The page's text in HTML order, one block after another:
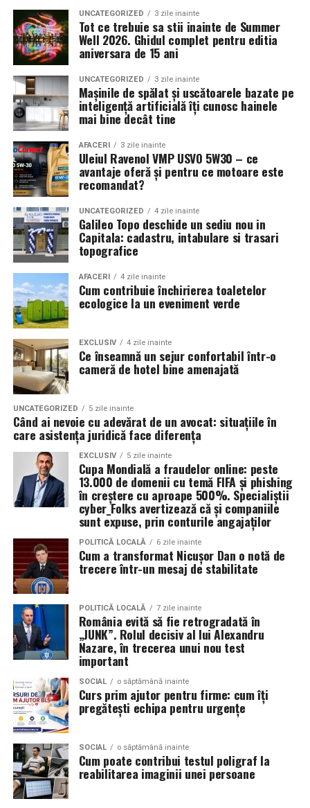
Fiecare modul de calificare include componente
practice axate pe noile tehnologii și soluții ecologice:
Exerciții practice aplicate:
direct cu echipamente moderne și tablete
electronice pentru simularea sarcinilor de lucru.
Conștientizarea amprentei de mediu:
învață cum să reducă consumul nejustificat de
energie și materiale la bancul de lucru sau în birou.
Flexibilitate și adaptabilitate:Prin stăpânirea
tehnologiei, participanții devin mult mai flexibili și
se pot adapta rapid la cerințele schimburilor
tehnologice din companii.
4. Sprijinul continuu pe
parcursul procesului de învățare
Pentru ca tinerii din comunități izolate sau din medii
defavorizate să poată urma aceste cursuri fără grija
costurilor zilnice, proiectul oferă o serie de măsuri de
sprijin integrat.
Pe lângă accesul gratuit la sălile de curs și atelierele de
practică, beneficiarii primesc pachete logistice și
alimentare săptămânale. Această abordare asigură
condițiile necesare pentru ca fiecare participant să se
concentreze exclusiv pe învățare și pe dezvoltarea
propriilor competențe.
Un pas sigur către o carieră
modernă
Tranziția verde și digitală nu este un obstacol, ci cea mai
mare oportunitate de dezvoltare pentru tinerii din Sud-
Muntenia. O calificare care combină practica meseriei cu
tehnologia modernă garantează o poziție competitivă
pe piața muncii și deschide uși către angajatori de top
din întreaga regiune.
Pregătește-te pentru joburile
viitorului alături de noi!
Ești un tânăr din județele Argeș, Prahova, Călărași,
Dâmbovița, Teleorman, Giurgiu sau Ialomița și vrei să
UNCATEGORIZED 3 zile inainte
Tot ce trebuie sa stii inainte de Summer
Well 2026. Ghidul complet pentru editia
aniversara de 15 ani
UNCATEGORIZED 3 zile inainte
Mașinile de spălat și uscătoarele bazate pe
inteligență artificială îți cunosc hainele
mai bine decât tine
AFACERI 3 zile inainte
Uleiul Ravenol VMP USVO 5W30 – ce
avantaje oferă și pentru ce motoare este
recomandat?
UNCATEGORIZED 4 zile inainte
Galileo Topo deschide un sediu nou in
Capitala: cadastru, intabulare si trasari
topografice
AFACERI 4 zile inainte
Cum contribuie închirierea toaletelor
ecologice la un eveniment verde
EXCLUSIV 4 zile inainte
Ce înseamnă un sejur confortabil într-o
cameră de hotel bine amenajată
UNCATEGORIZED 5 zile inainte
Când ai nevoie cu adevărat de un avocat: situațiile în
care asistența juridică face diferența
EXCLUSIV 5 zile inainte
Cupa Mondială a fraudelor online: peste
13.000 de domenii cu temă FIFA și phishing
în creștere cu aproape 500%. Specialiștii
cyber_Folks avertizează că și companiile
sunt expuse, prin conturile angajaților
POLITICĂ LOCALĂ 6 zile inainte
Cum a transformat Nicușor Dan o notă de
trecere într-un mesaj de stabilitate
POLITICĂ LOCALĂ 7 zile inainte
România evită să fie retrogradată în
„JUNK”. Rolul decisiv al lui Alexandru
Nazare, în trecerea unui nou test
important
SOCIAL o săptămână inainte
Curs prim ajutor pentru firme: cum îți
pregătești echipa pentru urgențe
SOCIAL o săptămână inainte
Cum poate contribui testul poligraf la
reabilitarea imaginii unei persoane